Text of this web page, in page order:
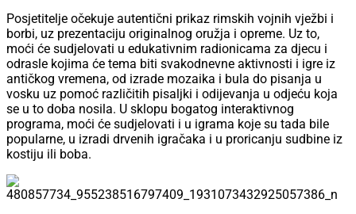
Posjetitelje očekuje autentični prikaz rimskih vojnih vježbi i
borbi, uz prezentaciju originalnog oružja i opreme. Uz to,
moći će sudjelovati u edukativnim radionicama za djecu i
odrasle kojima će tema biti svakodnevne aktivnosti i igre iz
antičkog vremena, od izrade mozaika i bula do pisanja u
vosku uz pomoć različitih pisaljki i odijevanja u odjeću koja
se u to doba nosila. U sklopu bogatog interaktivnog
programa, moći će sudjelovati i u igrama koje su tada bile
popularne, u izradi drvenih igračaka i u proricanju sudbine iz
kostiju ili boba.